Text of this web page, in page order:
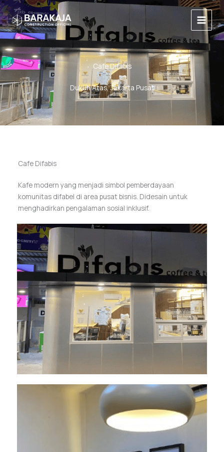
Lewati
ke
konten
Main
Menu
Cafe Difabis
Dukuh Atas, Jakarta Pusat
Cafe Difabis
Kafe modern yang menjadi simbol pemberdayaan
komunitas difabel di area pusat bisnis. Didesain untuk
menghadirkan pengalaman sosial inklusif.